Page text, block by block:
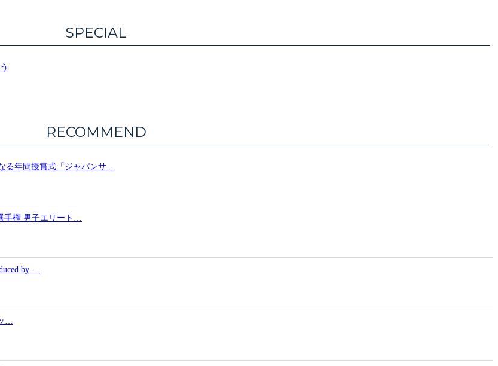
SPECIAL
RECOMMEND
る年間授賞式「ジャパンサ…
手権 男子エリート…
by …
…